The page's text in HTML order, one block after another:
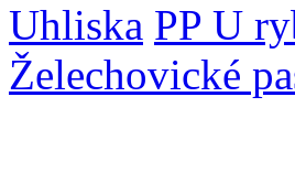
Uhliska PP U
Želechovické